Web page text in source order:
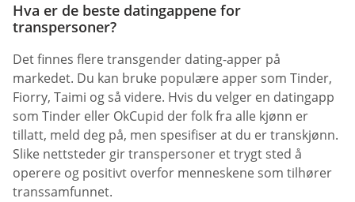
Hva er de beste datingappene for
transpersoner?
Det finnes flere transgender dating-apper på
markedet. Du kan bruke populære apper som Tinder,
Fiorry, Taimi og så videre. Hvis du velger en datingapp
som Tinder eller OkCupid der folk fra alle kjønn er
tillatt, meld deg på, men spesifiser at du er transkjønn.
Slike nettsteder gir transpersoner et trygt sted å
operere og positivt overfor menneskene som tilhører
transsamfunnet.